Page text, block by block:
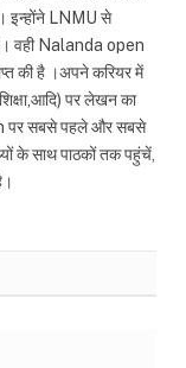
इन्होंने LNMU से
है। वही Nalanda open
की है ।अपने करियर में
पर लेखन का
सबसे पहले और सबसे
के साथ पाठकों तक पहुंचें,